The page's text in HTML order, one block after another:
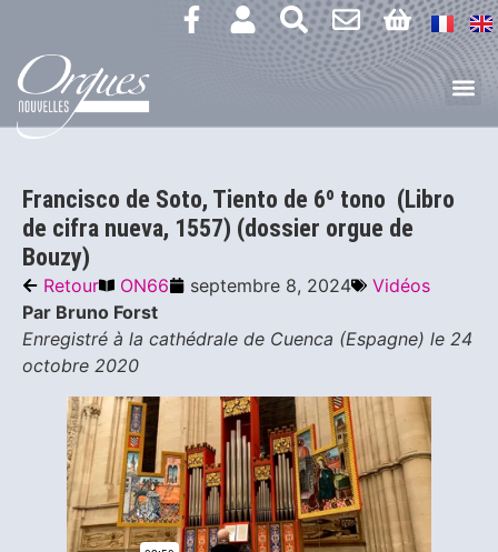
Francisco de Soto, Tiento de 6º tono (Libro
de cifra nueva, 1557) (dossier orgue de
Bouzy)
Retour ON66 septembre 8, 2024
Vidéos
Par Bruno Forst
Enregistré à la cathédrale de Cuenca (Espagne) le 24
octobre 2020